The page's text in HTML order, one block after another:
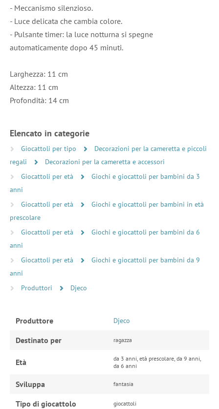
- Meccanismo silenzioso.
- Luce delicata che cambia colore.
- Pulsante timer: la luce notturna si spegne
automaticamente dopo 45 minuti.
Larghezza: 11 cm
Altezza: 11 cm
Profondità: 14 cm
Elencato in categorie
Giocattoli per tipo
Decorazioni per la cameretta e piccoli
regali
Decorazioni per la cameretta e accessori
Giocattoli per età
Giochi e giocattoli per bambini da 3
anni
Giocattoli per età
Giochi e giocattoli per bambini in età
prescolare
Giocattoli per età
Giochi e giocattoli per bambini da 6
anni
Giocattoli per età
Giochi e giocattoli per bambini da 9
anni
Produttori
Djeco
Produttore Djeco
Destinato per ragazza
Età
da 3 anni, età prescolare, da 9 anni,
da 6 anni
Sviluppa fantasia
Tipo di giocattolo giocattoli